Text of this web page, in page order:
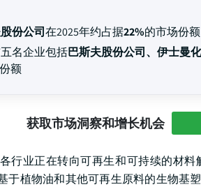
份公司在2025年约占据22%的市场份额
名企业包括巴斯夫股份公司、伊士曼
额
获取市场洞察和增长机会
行业正在转向可再生和可持续的材
于植物油和其他可再生原料的生物基